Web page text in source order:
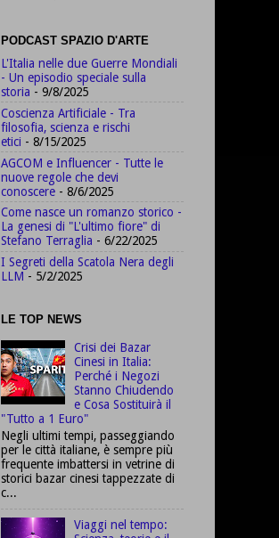
PODCAST SPAZIO D'ARTE
L'Italia nelle due Guerre Mondiali
- Un episodio speciale sulla
storia - 9/8/2025
Coscienza Artificiale - Tra
filosofia, scienza e rischi
etici - 8/15/2025
AGCOM e Influencer - Tutte le
nuove regole che devi
conoscere - 8/6/2025
Come nasce un romanzo storico -
La genesi di "L'ultimo fiore" di
Stefano Terraglia - 6/22/2025
I Segreti della Scatola Nera degli
LLM - 5/2/2025
LE TOP NEWS
Crisi dei Bazar
Cinesi in Italia:
Perché i Negozi
Stanno Chiudendo
e Cosa Sostituirà il
"Tutto a 1 Euro"
Negli ultimi tempi, passeggiando
per le città italiane, è sempre più
frequente imbattersi in vetrine di
storici bazar cinesi tappezzate di
c...
Viaggi nel tempo: